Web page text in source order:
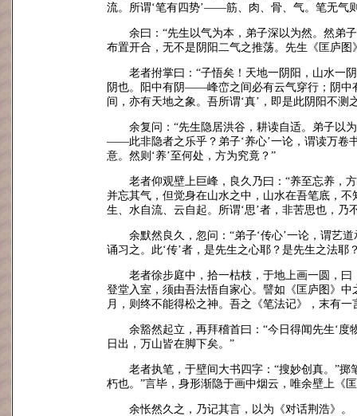
流。所谓‘笔有四势’——筋、肉、骨、气。笔无气
余曰：“先生以气为本，弟子深以为然。然弟
布置开合，无不是阴阳二气之推荡。先生《匡庐
老者拊掌曰：“子悟矣！天地一阴阳，山水一
阴也。阳中有阴——峰峦之间必有云气穿行；阴
间，亦有天地之象。吾所谓‘真’，即是此阴阳不测
余复问：“先生隐居洪谷，耕读自适。弟子以
——此非隐者之乐乎？弟子‘养心’一论，谓读万卷
意。然则‘养’至何处，方为究竟？”
老者仰观壁上巨峰，良久乃曰：“养至忘养，
并忘其气，但觉身在山水之中，山水在吾笔底，
生、水自流、云自起。所谓‘思’者，非苦思也，乃
余默然良久，忽问：“弟子‘传心’一论，谓艺
诵习之。此‘传’者，是先生之心耶？是先生之法耶
老者徐步庭中，拾一枯枝，于地上画一圆，
登堂入室，须由吾法悟自家心。譬如《匡庐图》
月，则终不能得松之神。吾之《笔法记》，末有
余豁然起立，再拜稽首曰：“今日得闻先生‘度
日出，万山皆在脚下矣。”
老者执笔，于壁间大书四字：“搜妙创真。”
朽也。”言毕，身形渐隐于画中烟云，唯余壁上《
余怅然久之，乃记其言，以为《对话荆浩》。